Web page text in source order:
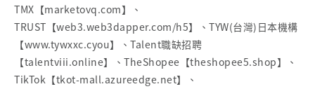
TMX【marketovq.com】、
TRUST【web3.web3dapper.com/h5】、TYW(台灣)日本機構
【www.tywxxc.cyou】、Talent職缺招聘
【talentviii.online】、TheShopee【theshopee5.shop】、
TikTok【tkot-mall.azureedge.net】、